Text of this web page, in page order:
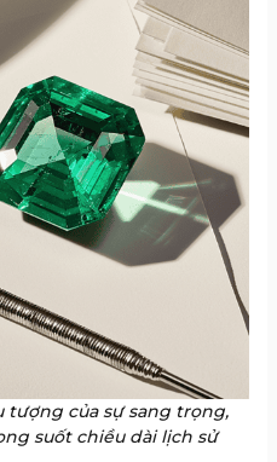
tượng của sự sang trọng,
suốt chiều dài lịch sử